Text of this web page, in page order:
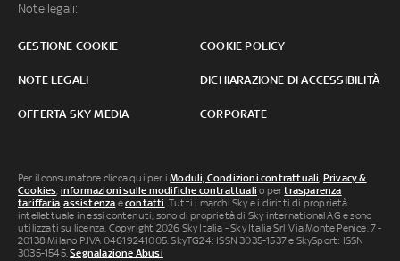
Note legali:
GESTIONE COOKIE COOKIE POLICY
NOTE LEGALI DICHIARAZIONE DI ACCESSIBILITÀ
OFFERTA SKY MEDIA CORPORATE
Per il consumatore clicca qui per iModuli, Condizioni contrattuali, Privacy &
Cookies, informazioni sulle modifiche contrattuali o pertrasparenza
tariffaria,assistenza econtatti. Tutti i marchi Sky e i diritti di proprietà
intellettuale in essi contenuti, sono di proprietà di Sky international AG e sono
utilizzati su licenza. Copyright 2026 Sky Italia - Sky Italia Srl Via Monte Penice, 7 -
20138 Milano P.IVA 04619241005. SkyTG24: ISSN 3035-1537 e SkySport: ISSN
3035-1545.Segnalazione Abusi